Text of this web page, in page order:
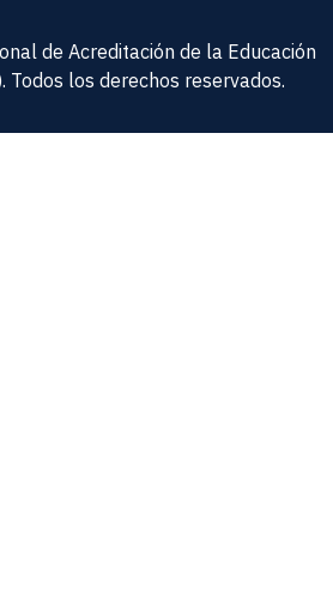
de Acreditación de la Educación
Todos los derechos reservados.